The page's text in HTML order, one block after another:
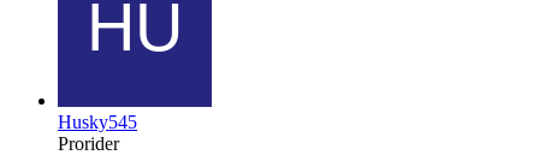
Husky545
Prorider